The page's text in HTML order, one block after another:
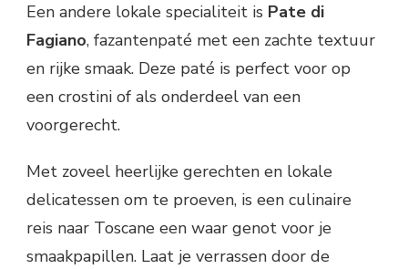
Een andere lokale specialiteit is Pate di
Fagiano, fazantenpaté met een zachte textuur
en rijke smaak. Deze paté is perfect voor op
een crostini of als onderdeel van een
voorgerecht.
Met zoveel heerlijke gerechten en lokale
delicatessen om te proeven, is een culinaire
reis naar Toscane een waar genot voor je
smaakpapillen. Laat je verrassen door de